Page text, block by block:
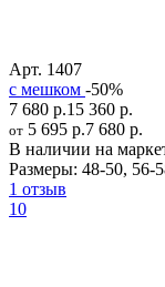
Арт. 1407
с мешком -50%
7 680 р.15 360 р.
от 5 695 р.7 680 р.
В наличии на
Размеры: 48-50, 56-
1 отзыв
10